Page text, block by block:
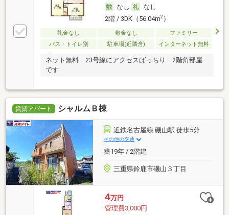
なし
なし
2階 / 3DK（56.04m2）
礼金なし 敷金なし
ファミリー
バス・トイレ別
駐車場(近隣含) インターネット無料
ネット無料 23号線にアクセスばっちり 2階角部屋
です
賃貸アパート シャルムＢ棟
近鉄名古屋線 磯山駅 徒歩5分
その他の交通
築19年 / 2階建
三重県鈴鹿市磯山３丁目
4万円
管理費3,000円